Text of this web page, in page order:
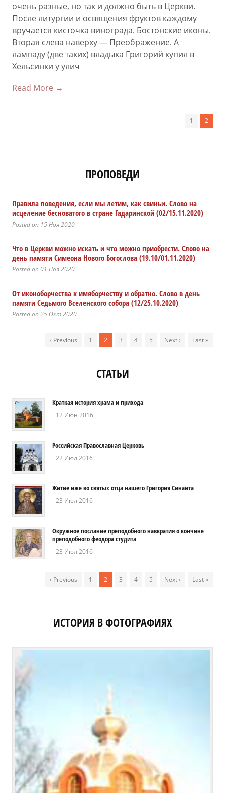
очень разные, но так и должно быть в Церкви.
После литургии и освящения фруктов каждому
вручается кисточка винограда. Бостонские иконы.
Вторая слева наверху — Преображение. А
лампаду (две таких) владыка Григорий купил в
Хельсинки у улич
Read More →
1 2
ПРОПОВЕДИ
Правила поведения, если мы летим, как свиньи. Слово на
исцеление бесноватого в стране Гадаринской (02/15.11.2020)
Posted on 15 Ноя 2020
Что в Церкви можно искать и что можно приобрести. Слово на
день памяти Симеона Нового Богослова (19.10/01.11.2020)
Posted on 01 Ноя 2020
От иконоборчества к имяборчеству и обратно. Слово в день
памяти Седьмого Вселенского собора (12/25.10.2020)
Posted on 25 Окт 2020
‹ Previous 1 2 3 4 5 Next › Last »
СТАТЬИ
Краткая история храма и прихода
12 Июн 2016
Российская Православная Церковь
22 Июл 2016
Житие иже во святых отца нашего Григория Синаита
23 Июл 2016
Окружное послание преподобного навкратия о кончине
преподобного феодора студита
23 Июл 2016
‹ Previous 1 2 3 4 5 Next › Last »
ИСТОРИЯ В ФОТОГРАФИЯХ